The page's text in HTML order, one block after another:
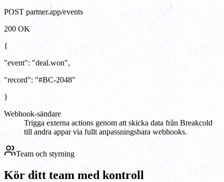
POST partner.app/events
200 OK
{
"event": "deal.won",
"record": "#BC-2048"
}
Webhook-sändare
Trigga externa actions genom att skicka data från Breakcold
till andra appar via fullt anpassningsbara webhooks.
Team och styrning
Kör ditt team med kontroll